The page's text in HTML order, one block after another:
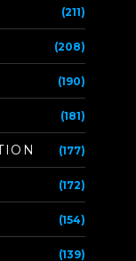
(211)
(208)
(190)
(181)
(177)
(172)
(154)
(139)